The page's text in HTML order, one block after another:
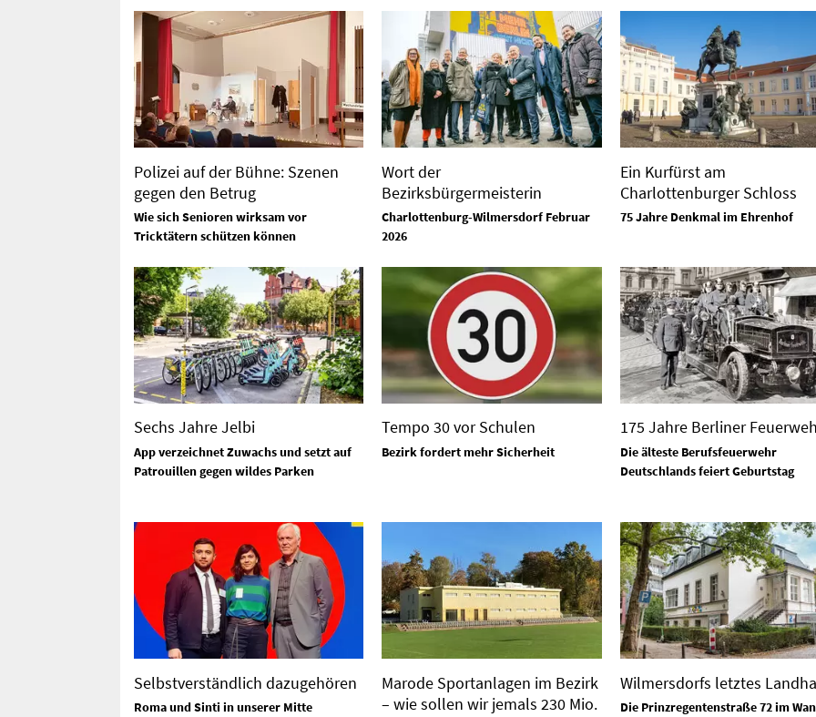
Polizei auf der Bühne: Szenen
gegen den Betrug
Wie sich Senioren wirksam vor
Tricktätern schützen können
Wort der
Bezirksbürgermeisterin
Charlottenburg-Wilmersdorf Februar
2026
Ein Kurfürst am
Charlottenburger Schloss
75 Jahre Denkmal im Ehrenhof
Sechs Jahre Jelbi
App verzeichnet Zuwachs und setzt auf
Patrouillen gegen wildes Parken
Tempo 30 vor Schulen
Bezirk fordert mehr Sicherheit
175 Jahre Berliner
Die älteste Berufsfeuerwehr
Deutschlands feiert Geburtstag
Selbstverständlich dazugehören
Roma und Sinti in unserer Mitte
Marode Sportanlagen im Bezirk
– wie sollen wir jemals 230 Mio.
Wilmersdorfs letztes
Die Prinzregentenstraße 72 im